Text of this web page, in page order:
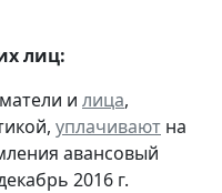
лиц:
и лица,
уплачивают на
авансовый
2016 г.